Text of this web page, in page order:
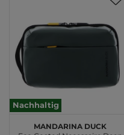
Nachhaltig
MANDARINA DUCK